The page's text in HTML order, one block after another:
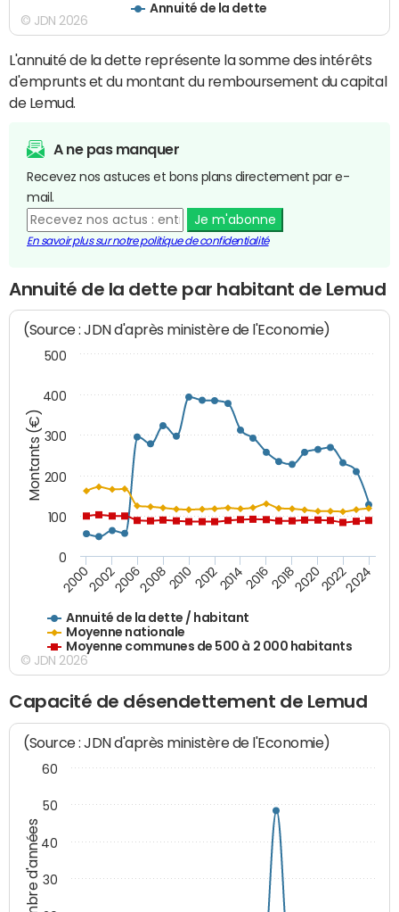
Annuité de la dette
© JDN 2026
L'annuité de la dette représente la somme des intérêts
d'emprunts et du montant du remboursement du capital
de Lemud.
A ne pas manquer
Recevez nos astuces et bons plans directement par e-
mail.
Je m'abonne
En savoir plus sur notre politique de confidentialité
Annuité de la dette par habitant de Lemud
Montants (€)
(Source : JDN d'après ministère de l'Economie)
Annuité de la dette / habitant
Moyenne nationale
Moyenne communes de 500 à 2 000 habitants
200020022006200820102012201420162018202020222024
0
100
200
300
400
500
© JDN 2026
Capacité de désendettement de Lemud
Nombre d'années
(Source : JDN d'après ministère de l'Economie)
30
40
50
60